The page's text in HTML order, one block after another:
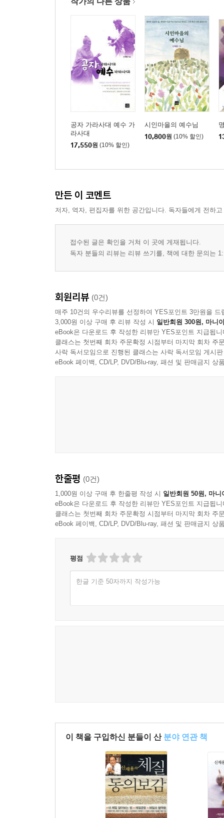
공자 가라사대 예수 가
라사대
17,550원 (10% 할인)
시인마을의 예수님
10,800원 (10% 할인)
만든 이 코멘트
저자, 역자, 편집자를 위한 공간입니다. 독자들에게 전하
접수된 글은 확인을 거쳐 이 곳에 게재됩니다.
독자 분들의 리뷰는 리뷰 쓰기를, 책에 대한 문의는
회원리뷰 (0건)
매주 10건의 우수리뷰를 선정하여 YES포인트 3만원을 드
3,000원 이상 구매 후 리뷰 작성 시 일반회원 300원, 마니
eBook은 다운로드 후 작성한 리뷰만 YES포인트 지급됩니
클래스는 첫번째 회차 주문확정 시점부터 마지막 회차 주
사락 독서모임으로 진행된 클래스는 사락 독서모임 게시
eBook 페이백, CD/LP, DVD/Blu-ray, 패션 및 판매금지 상
한줄평 (0건)
1,000원 이상 구매 후 한줄평 작성 시 일반회원 50원, 마니
eBook은 다운로드 후 작성한 리뷰만 YES포인트 지급됩니
클래스는 첫번째 회차 주문확정 시점부터 마지막 회차 주
eBook 페이백, CD/LP, DVD/Blu-ray, 패션 및 판매금지 상
평점
한글 기준 50자까지 작성가능
이 책을 구입하신 분들이 산 분야 연관 책